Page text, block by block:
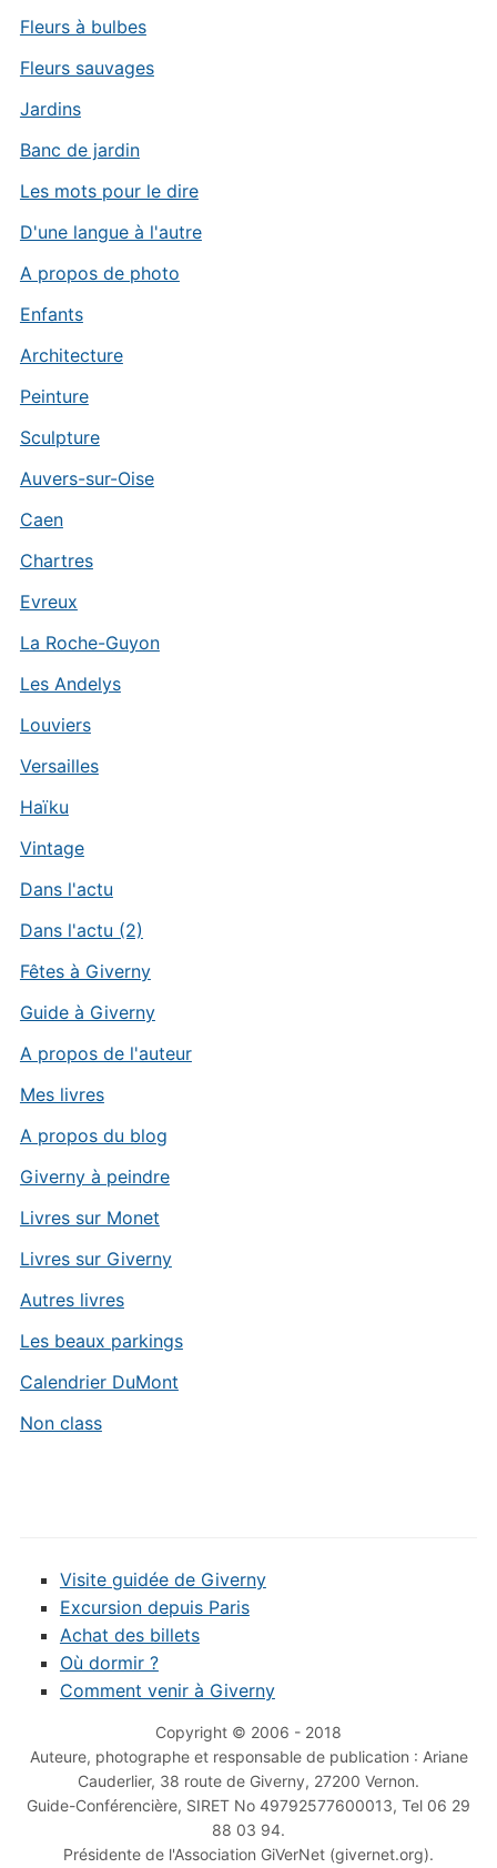
Fleurs à bulbes
Fleurs sauvages
Jardins
Banc de jardin
Les mots pour le dire
D'une langue à l'autre
A propos de photo
Enfants
Architecture
Peinture
Sculpture
Auvers-sur-Oise
Caen
Chartres
Evreux
La Roche-Guyon
Les Andelys
Louviers
Versailles
Haïku
Vintage
Dans l'actu
Dans l'actu (2)
Fêtes à Giverny
Guide à Giverny
A propos de l'auteur
Mes livres
A propos du blog
Giverny à peindre
Livres sur Monet
Livres sur Giverny
Autres livres
Les beaux parkings
Calendrier DuMont
Non class
Visite guidée de Giverny
Excursion depuis Paris
Achat des billets
Où dormir ?
Comment venir à Giverny
Copyright © 2006 - 2018
Auteure, photographe et responsable de publication : Ariane
Cauderlier, 38 route de Giverny, 27200 Vernon.
Guide-Conférencière, SIRET No 49792577600013, Tel 06 29
88 03 94.
Présidente de l'Association GiVerNet (givernet.org).